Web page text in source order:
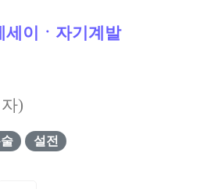
세이ㆍ자기계발
자)
설전